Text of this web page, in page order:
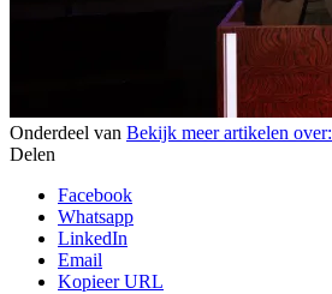
Onderdeel van Bekijk meer artikelen over:
Delen
Facebook
Whatsapp
LinkedIn
Email
Kopieer URL